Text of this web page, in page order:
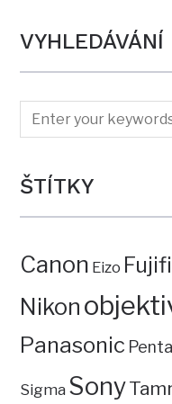
VYHLEDÁVÁNÍ
ŠTÍTKY
Canon Eizo
Nikon
Panasonic
Sigma Sony